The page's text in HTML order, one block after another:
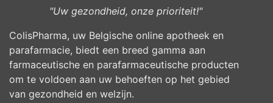
"Uw gezondheid, onze prioriteit!"
ColisPharma, uw Belgische online apotheek en
parafarmacie, biedt een breed gamma aan
farmaceutische en parafarmaceutische producten
om te voldoen aan uw behoeften op het gebied
van gezondheid en welzijn.